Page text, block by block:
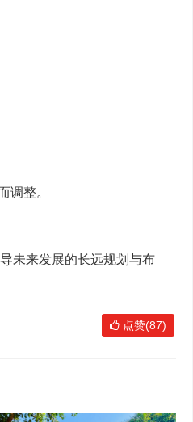
调整。
未来发展的长远规划与布
点赞(87)